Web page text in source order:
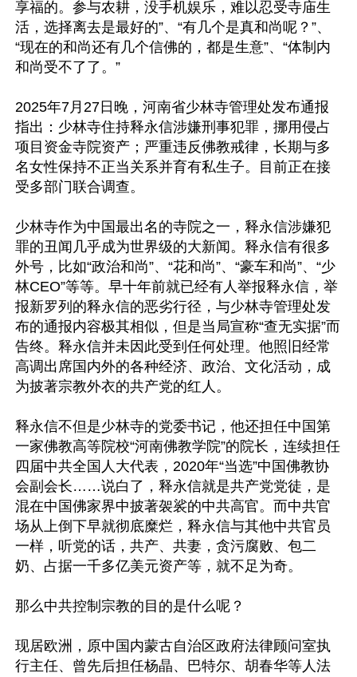
享福的。参与农耕，没手机娱乐，难以忍受寺庙生
活，选择离去是最好的”、“有几个是真和尚呢？”、
“现在的和尚还有几个信佛的，都是生意”、“体制内
和尚受不了了。”
2025年7月27日晚，河南省少林寺管理处发布通报
指出：少林寺住持释永信涉嫌刑事犯罪，挪用侵占
项目资金寺院资产；严重违反佛教戒律，长期与多
名女性保持不正当关系并育有私生子。目前正在接
受多部门联合调查。
少林寺作为中国最出名的寺院之一，释永信涉嫌犯
罪的丑闻几乎成为世界级的大新闻。释永信有很多
外号，比如“政治和尚”、“花和尚”、“豪车和尚”、“少
林CEO”等等。早十年前就已经有人举报释永信，举
报新罗列的释永信的恶劣行径，与少林寺管理处发
布的通报内容极其相似，但是当局宣称“查无实据”而
告终。释永信并未因此受到任何处理。他照旧经常
高调出席国内外的各种经济、政治、文化活动，成
为披著宗教外衣的共产党的红人。
释永信不但是少林寺的党委书记，他还担任中国第
一家佛教高等院校“河南佛教学院”的院长，连续担任
四届中共全国人大代表，2020年“当选”中国佛教协
会副会长……说白了，释永信就是共产党党徒，是
混在中国佛家界中披著袈裟的中共高官。而中共官
场从上倒下早就彻底糜烂，释永信与其他中共官员
一样，听党的话，共产、共妻，贪污腐败、包二
奶、占据一千多亿美元资产等，就不足为奇。
那么中共控制宗教的目的是什么呢？
现居欧洲，原中国内蒙古自治区政府法律顾问室执
行主任、曾先后担任杨晶、巴特尔、胡春华等人法